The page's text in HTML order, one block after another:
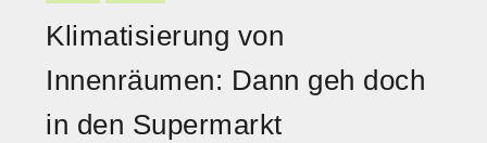
Klimatisierung von
Innenräumen: Dann geh doch
in den Supermarkt